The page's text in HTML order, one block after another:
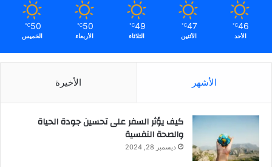
46
℃
الأحد
47
℃
الأثنين
49
℃
الثلاثاء
50
℃
الأربعاء
50
℃
الخميس
الأشهر الأخيرة
كيف يؤثر السفر على تحسين جودة الحياة
والصحة النفسية
ديسمبر 28, 2024